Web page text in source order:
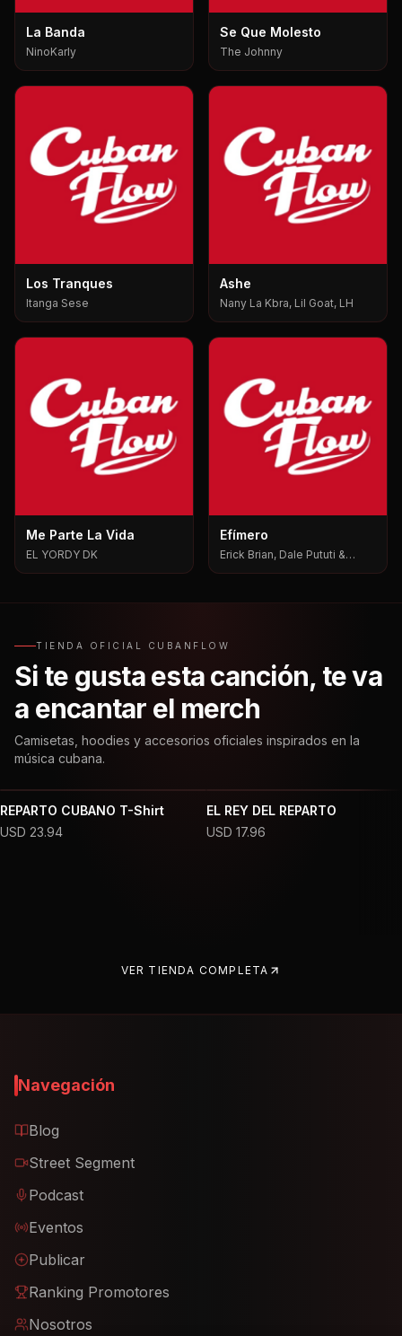
La Banda
NinoKarly
Se Que Molesto
The Johnny
Los Tranques
Itanga Sese
Ashe
Nany La Kbra, Lil Goat, LH
Me Parte La Vida
EL YORDY DK
Efímero
Erick Brian, Dale Pututi &
TIENDA OFICIAL CUBANFLOW
Si te gusta esta canción, te va
a encantar el merch
Camisetas, hoodies y accesorios oficiales inspirados en la
música cubana.
REPARTO CUBANO T-Shirt
USD 23.94
EL REY DEL REPARTO
USD 17.96
VER TIENDA COMPLETA
Navegación
Blog
Street Segment
Podcast
Eventos
Publicar
Ranking Promotores
Nosotros